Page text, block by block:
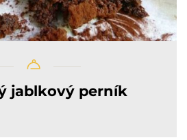
jablkový perník